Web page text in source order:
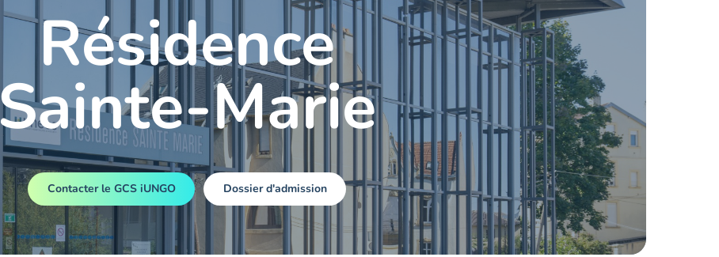
Résidence
Sainte-Marie
Contacter le GCS iUNGO Dossier d'admission